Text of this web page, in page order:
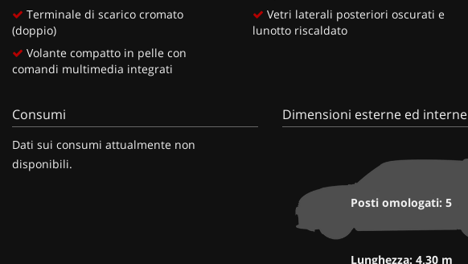
Terminale di scarico cromato
(doppio)
Volante compatto in pelle con
comandi multimedia integrati
Vetri laterali posteriori oscurati e
lunotto riscaldato
Consumi
Dati sui consumi attualmente non
disponibili.
Dimensioni esterne ed interne
Posti omologati: 5
Lunghezza: 4,30 m